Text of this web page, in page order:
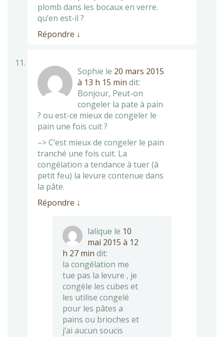
plomb dans les bocaux en verre.
qu’en est-il ?
Répondre ↓
Sophie le 20 mars 2015
à 13 h 15 min dit:
Bonjour, Peut-on
congeler la pate à pain
? ou est-ce mieux de congeler le
pain une fois cuit ?
–> C’est mieux de congeler le pain
tranché une fois cuit. La
congélation a tendance à tuer (à
petit feu) la levure contenue dans
la pâte.
Répondre ↓
lalique le 10
mai 2015 à 12
h 27 min dit:
la congélation me
tue pas la levure , je
congèle les cubes et
les utilise congelé
pour les pâtes a
pains ou brioches et
j’ai aucun soucis